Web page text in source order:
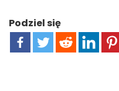
Podziel się